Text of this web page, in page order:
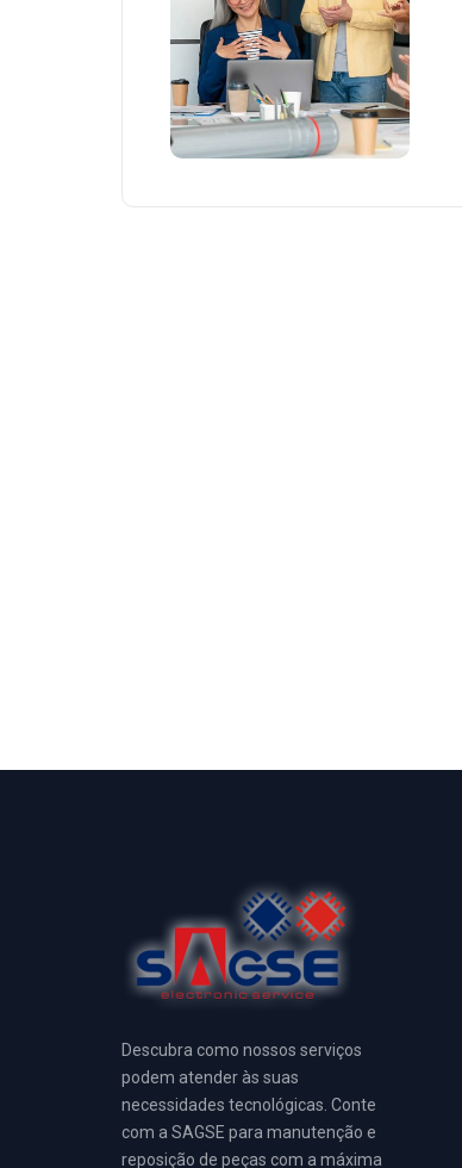
Descubra como nossos serviços
podem atender às suas
necessidades tecnológicas. Conte
com a SAGSE para manutenção e
reposição de peças com a máxima